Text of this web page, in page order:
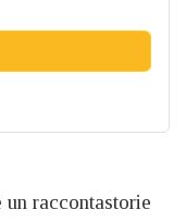
raccontastorie